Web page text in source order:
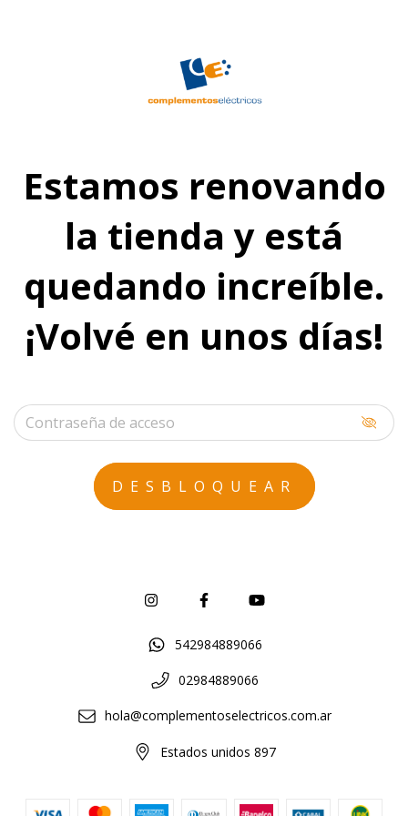
Estamos renovando
la tienda y está
quedando increíble.
¡Volvé en unos días!
542984889066
02984889066
hola@complementoselectricos.com.ar
Estados unidos 897